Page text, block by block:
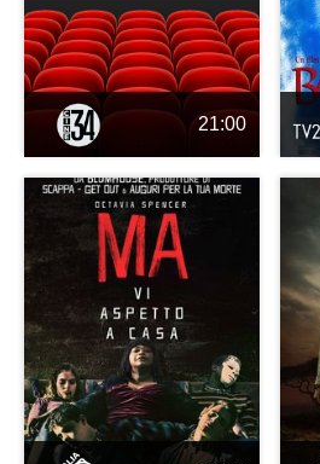
21:00